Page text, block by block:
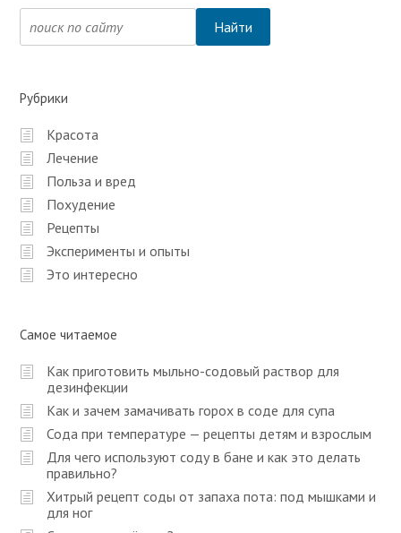
а
в
г
а
ц
и
я
п
о
з
п
и
я
м
Рубрики
Красота
Лечение
Польза и вред
Похудение
Рецепты
Эксперименты и опыты
Это интересно
Самое читаемое
Как приготовить мыльно-содовый раствор для
дезинфекции
Как и зачем замачивать горох в соде для супа
Сода при температуре — рецепты детям и взрослым
Для чего используют соду в бане и как это делать
правильно?
Хитрый рецепт соды от запаха пота: под мышками и
для ног